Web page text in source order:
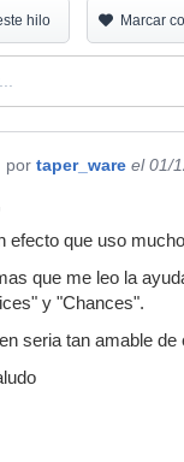
hilo Marcar
por taper_ware el 01/
efecto que uso
que me leo la
y "Chances".
seria tan amable